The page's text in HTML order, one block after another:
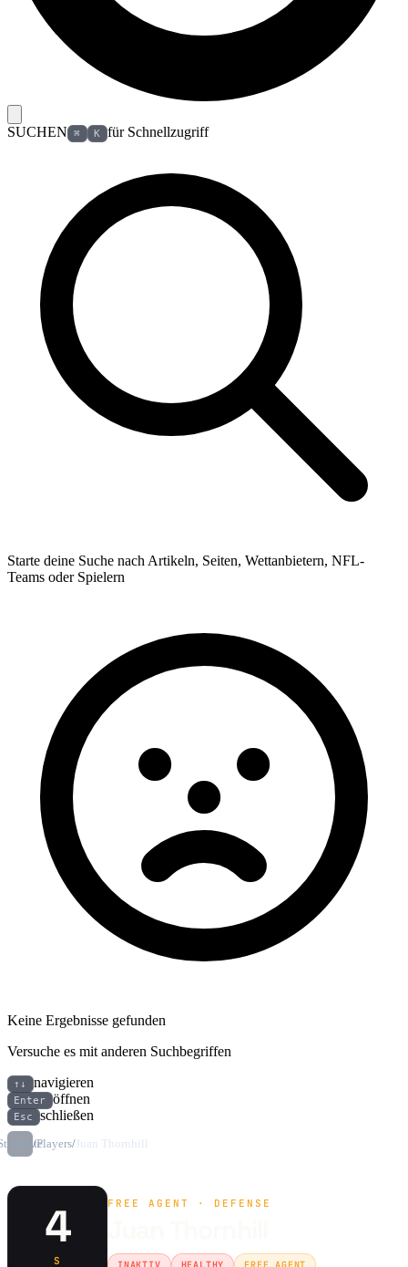
SUCHEN ⌘ K für Schnellzugriff
Starte deine Suche nach Artikeln, Seiten, Wettanbietern, NFL-
Teams oder Spielern
Keine Ergebnisse gefunden
Versuche es mit anderen Suchbegriffen
↑↓ navigieren
Enter öffnen
Esc schließen
/Players/ Juan Thornhill
4
S
FREE AGENT · DEFENSE
INAKTIV HEALTHY FREE AGENT